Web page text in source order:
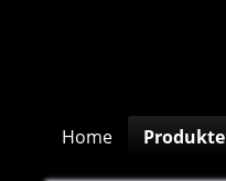
Home Produkte